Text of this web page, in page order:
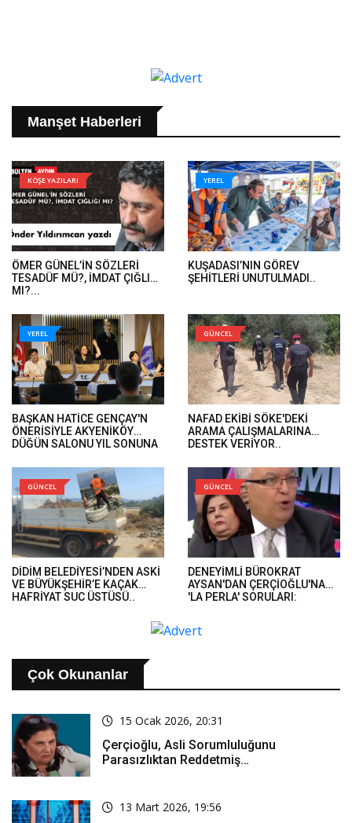
Manşet Haberleri
KÖŞE YAZILARI
ÖMER GÜNEL’İN SÖZLERİ
TESADÜF MÜ?, İMDAT ÇIĞLIĞI
MI?...
YEREL
KUŞADASI’NIN GÖREV
ŞEHİTLERİ UNUTULMADI..
YEREL
BAŞKAN HATİCE GENÇAY'N
ÖNERİSİYLE AKYENİKÖY
DÜĞÜN SALONU YIL SONUNA
GÜNCEL
NAFAD EKİBİ SÖKE'DEKİ
ARAMA ÇALIŞMALARINA
DESTEK VERİYOR..
GÜNCEL
DİDİM BELEDİYESİ’NDEN ASKİ
VE BÜYÜKŞEHİR’E KAÇAK
HAFRİYAT SUÇ ÜSTÜSÜ..
GÜNCEL
DENEYİMLİ BÜROKRAT
AYSAN'DAN ÇERÇİOĞLU'NA
'LA PERLA' SORULARI:
Çok Okunanlar
15 Ocak 2026, 20:31
Çerçioğlu, Asli Sorumluluğunu
Parasızlıktan Reddetmiş…
13 Mart 2026, 19:56